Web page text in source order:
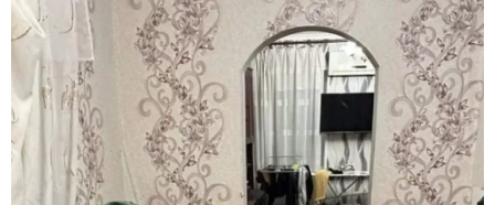
მსოფლიო